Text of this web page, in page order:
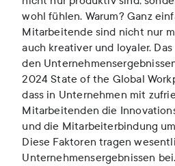
wohl fühlen. Warum? Ganz
Mitarbeitende sind nicht nur
auch kreativer und loyaler.
den
2024 State of the Global
dass in Unternehmen mit
Mitarbeitenden die
und die Mitarbeiterbindung
Diese Faktoren tragen
Unternehmensergebnissen bei.